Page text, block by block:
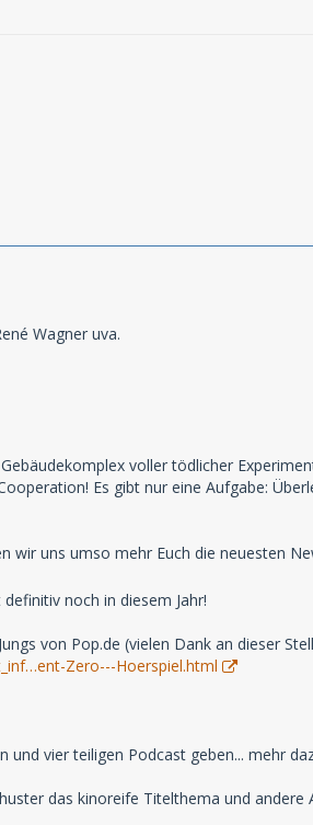
Wagner uva.
voller tödlicher
Es gibt nur eine Aufgabe:
wir uns umso mehr Euch die neuesten
noch in diesem Jahr!
von Pop.de (vielen Dank an dieser
Zero---Hoerspiel.html
vier teiligen Podcast geben... mehr
das kinoreife Titelthema und